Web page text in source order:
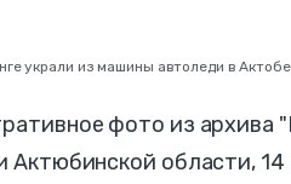
украли из машины автоледи в Актобе
фото из архива
Актюбинской области,